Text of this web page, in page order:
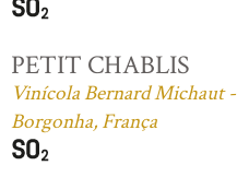
PETIT CHABLIS
Vinícola Bernard Michaut -
Borgonha, França